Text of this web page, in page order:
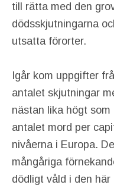
till rätta med den
dödsskjutningarna
utsatta förorter.
Igår kom uppgifter
antalet skjutningar
nästan lika högt som
antalet mord per
nivåerna i Europa.
mångåriga
dödligt våld i den